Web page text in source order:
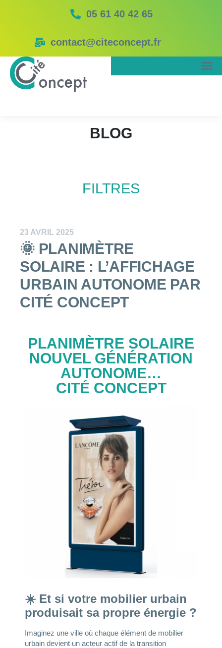
05 61 40 42 65
contact@citeconcept.fr
BLOG
FILTRES
🌞 PLANIMÈTRE
SOLAIRE : L’AFFICHAGE
URBAIN AUTONOME PAR
CITÉ CONCEPT
23 AVRIL 2025
PLANIMÈTRE SOLAIRE
NOUVEL GÉNÉRATION
AUTONOME…
CITÉ CONCEPT
☀️ Et si votre mobilier urbain
produisait sa propre énergie ?
Imaginez une ville où chaque élément de mobilier
urbain devient un acteur actif de la transition